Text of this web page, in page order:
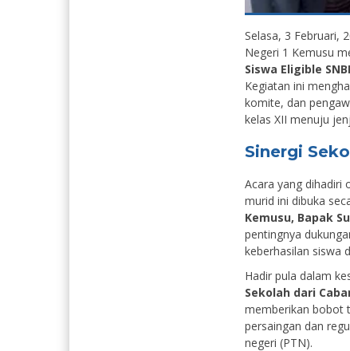
Selasa, 3 Februari,
Negeri 1 Kemusu
Siswa Eligible
Kegiatan ini
komite, dan
kelas XII menuju
Sinergi
Acara yang dihadiri
murid ini dibuka
Kemusu, Bapak
pentingnya
keberhasilan siswa
Hadir pula dalam
Sekolah dari
memberikan bobot
persaingan dan
negeri (PTN).